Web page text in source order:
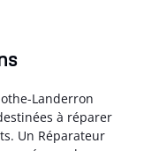
Landerron
à réparer
Un Réparateur